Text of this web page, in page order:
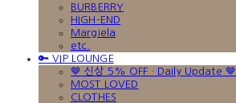
BURBERRY
HIGH-END
Margiela
etc.
🔑 VIP LOUNGE
🤎 신상 5% OFF · Daily Update 🤎
MOST LOVED
CLOTHES